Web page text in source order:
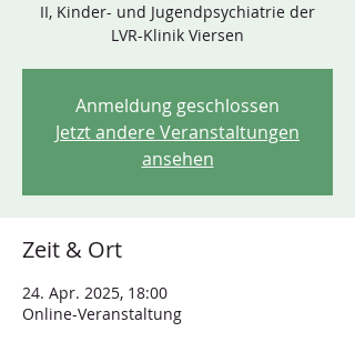
II, Kinder- und Jugendpsychiatrie der
LVR-Klinik Viersen
Anmeldung geschlossen
Jetzt andere Veranstaltungen
ansehen
Zeit & Ort
24. Apr. 2025, 18:00
Online-Veranstaltung